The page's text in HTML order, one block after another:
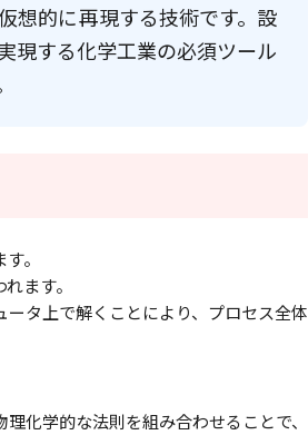
想的に再現する技術です。設
現する化学工業の必須ツール
。
ます。
タ上で解くことにより、プロセス全体
化学的な法則を組み合わせることで、